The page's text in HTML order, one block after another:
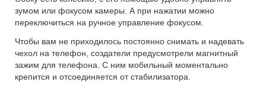
зумом или фокусом камеры. А при нажатии можно
переключиться на ручное управление фокусом.
Чтобы вам не приходилось постоянно снимать и надевать
чехол на телефон, создатели предусмотрели магнитный
зажим для телефона. С ним мобильный моментально
крепится и отсоединяется от стабилизатора.